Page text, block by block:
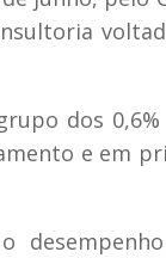
dos
e em